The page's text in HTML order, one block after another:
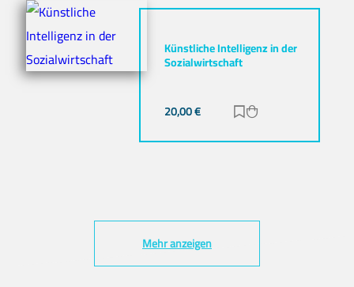
Künstliche Intelligenz in der
Sozialwirtschaft
20,00€ Zur Merkliste
Mehr anzeigen